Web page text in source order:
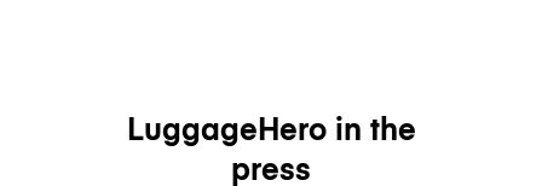
LuggageHero in the
press